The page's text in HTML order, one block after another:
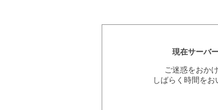
現在サーバ
ご迷惑をおか
しばらく時間を